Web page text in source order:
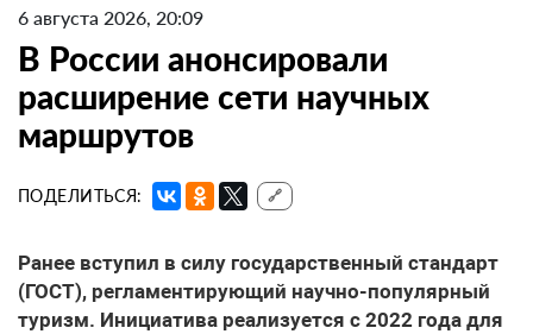
6 августа 2026, 20:09
В России анонсировали
расширение сети научных
маршрутов
ПОДЕЛИТЬСЯ: 🔗
Ранее вступил в силу государственный стандарт
(ГОСТ), регламентирующий научно-популярный
туризм. Инициатива реализуется с 2022 года для